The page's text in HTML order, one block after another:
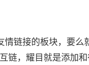
链接的板块，要
链，耀目就是添加